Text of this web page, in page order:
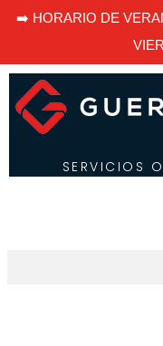
➡️ HORARIO DE
SERVICIOS